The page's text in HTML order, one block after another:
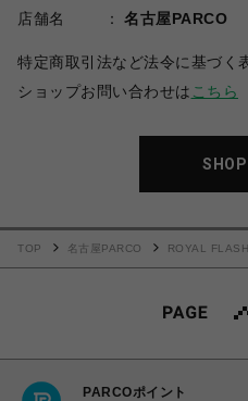
店舗名
名古屋PARCO
特定商取引法など法令に基づく
ショップお問い合わせは こちら
TOP 名古屋PARCO ROYAL FLASH
PARCOポイント